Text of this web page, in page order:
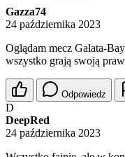
Gazza74
24 października 2023
Oglądam mecz Galata-
wszystko grają swoją
Odpowiedz
D
DeepRed
24 października 2023